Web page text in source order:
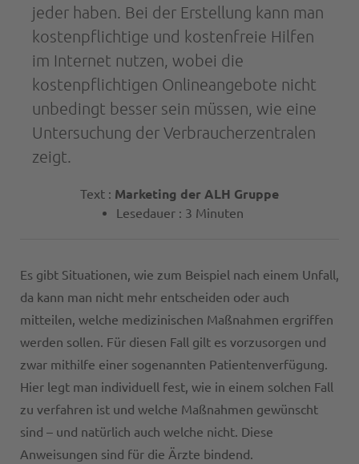
jeder haben. Bei der Erstellung kann man
kostenpflichtige und kostenfreie Hilfen
im Internet nutzen, wobei die
kostenpflichtigen Onlineangebote nicht
unbedingt besser sein müssen, wie eine
Untersuchung der Verbraucherzentralen
zeigt.
Text : Marketing der ALH Gruppe
Lesedauer : 3 Minuten
Es gibt Situationen, wie zum Beispiel nach einem Unfall,
da kann man nicht mehr entscheiden oder auch
mitteilen, welche medizinischen Maßnahmen ergriffen
werden sollen. Für diesen Fall gilt es vorzusorgen und
zwar mithilfe einer sogenannten Patientenverfügung.
Hier legt man individuell fest, wie in einem solchen Fall
zu verfahren ist und welche Maßnahmen gewünscht
sind – und natürlich auch welche nicht. Diese
Anweisungen sind für die Ärzte bindend.